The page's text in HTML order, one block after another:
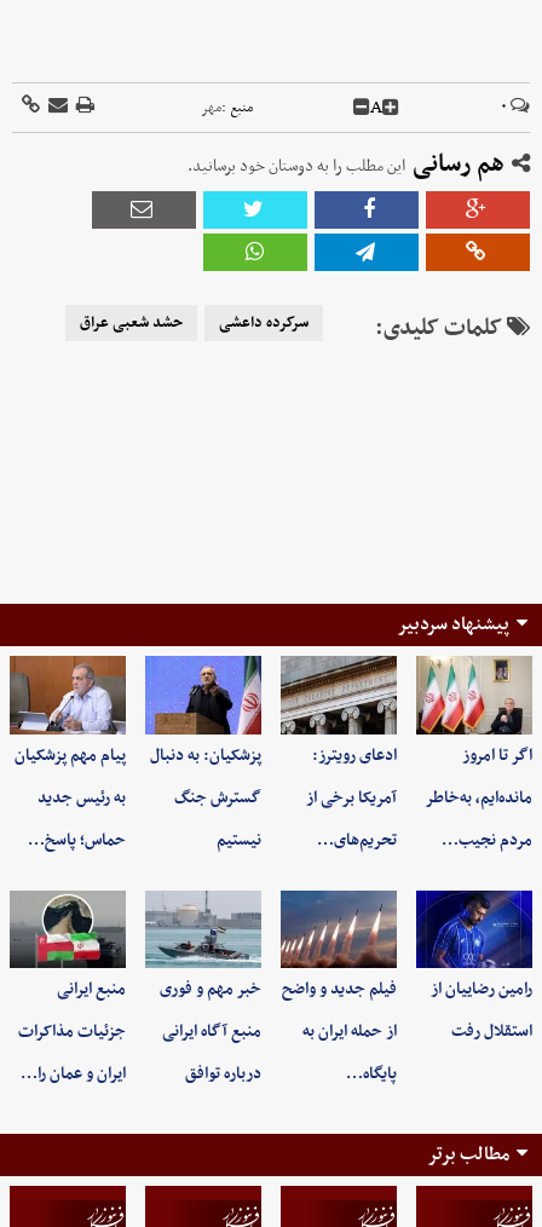
۰ A منبع :مهر
هم رسانی این مطلب را به دوستان خود برسانید.
کلمات کلیدی: سرکرده داعشی حشد شعبی عراق
پیشنهاد سردبیر
اگر تا امروز
مانده‌ایم، به‌خاطر
مردم نجیب…
ادعای رویترز:
آمریکا برخی از
تحریم‌های…
پزشکیان: به‌ دنبال
گسترش جنگ
نیستیم
پیام مهم پزشکیان
به رئیس جدید
حماس؛ پاسخ…
رامین رضاییان از
استقلال رفت
فیلم جدید و واضح
از حمله ایران به
پایگاه…
خبر مهم و فوری
منبع آگاه ایرانی
درباره توافق
منبع ایرانی
جزئیات مذاکرات
ایران و عمان را…
مطالب برتر